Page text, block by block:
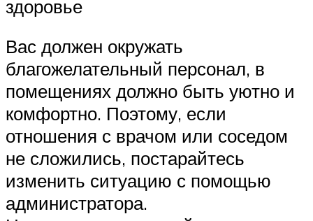
здоровье
Вас должен окружать
благожелательный персонал, в
помещениях должно быть уютно и
комфортно. Поэтому, если
отношения с врачом или соседом
не сложились, постарайтесь
изменить ситуацию с помощью
администратора.